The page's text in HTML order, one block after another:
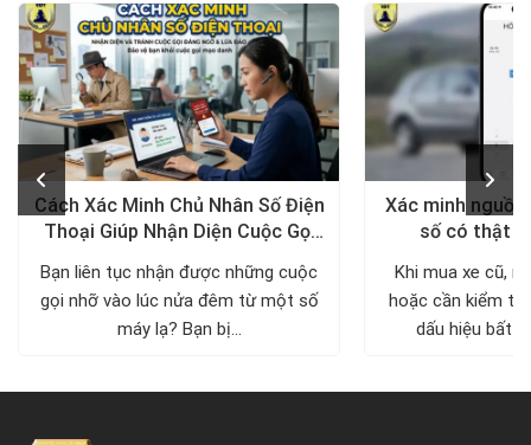
Cách Xác Minh Chủ Nhân Số Điện
Thoại Giúp Nhận Diện Cuộc Gọi
Bạn liên tục nhận được những cuộc
gọi nhỡ vào lúc nửa đêm từ một số
máy lạ? Bạn bị...
Xác minh nguồn
số có thật
Khi mua xe cũ,
hoặc cần kiểm
dấu hiệu bất